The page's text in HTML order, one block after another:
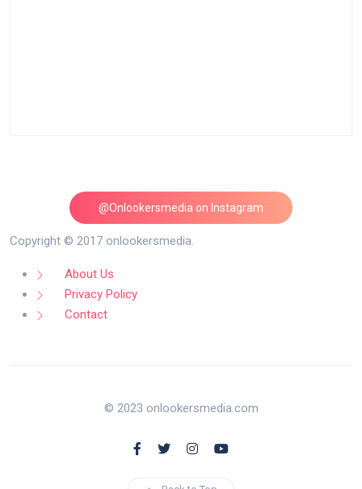
@Onlookersmedia on Instagram
Follow on Instagram
Copyright © 2017 onlookersmedia.
About Us
Privacy Policy
Contact
© 2023 onlookersmedia.com